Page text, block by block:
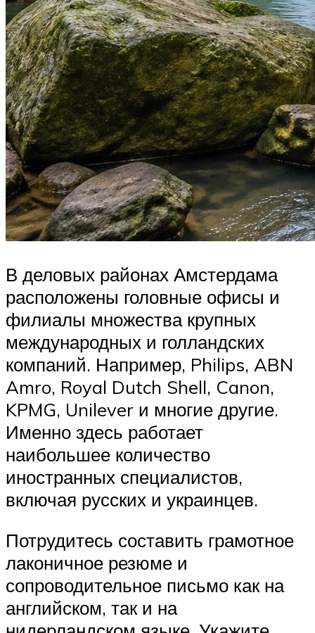
В деловых районах Амстердама
расположены головные офисы и
филиалы множества крупных
международных и голландских
компаний. Например, Philips, ABN
Amro, Royal Dutch Shell, Canon,
KPMG, Unilever и многие другие.
Именно здесь работает
наибольшее количество
иностранных специалистов,
включая русских и украинцев.
Потрудитесь составить грамотное
лаконичное резюме и
сопроводительное письмо как на
английском, так и на